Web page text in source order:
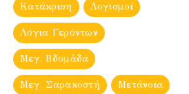
Κατάκριση Λογισμοί
Λόγια Γερόντων
Μεγ. Βδομἀδα
Μεγ. Σαρακοστή Μετάνοια